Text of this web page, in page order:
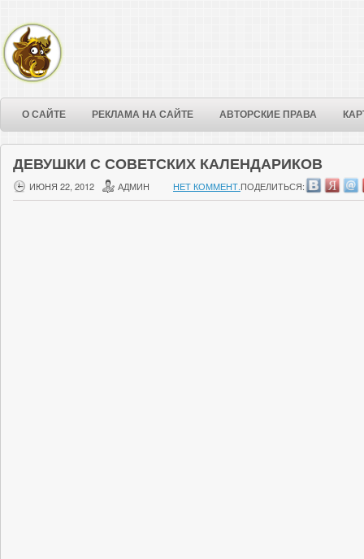
О САЙТЕ РЕКЛАМА НА САЙТЕ АВТОРСКИЕ ПРАВА
ДЕВУШКИ С СОВЕТСКИХ КАЛЕНДАРИКОВ
ИЮНЯ 22, 2012 АДМИН НЕТ КОММЕНТ.ПОДЕЛИТЬСЯ: